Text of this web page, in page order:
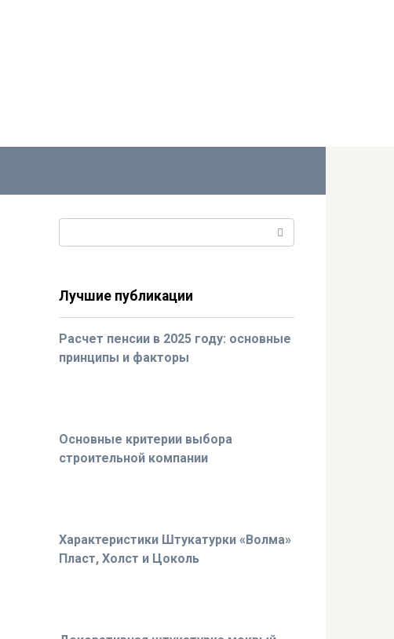
Лучшие публикации
Расчет пенсии в 2025 году: основные
принципы и факторы
Основные критерии выбора
строительной компании
Характеристики Штукатурки «Волма»
Пласт, Холст и Цоколь